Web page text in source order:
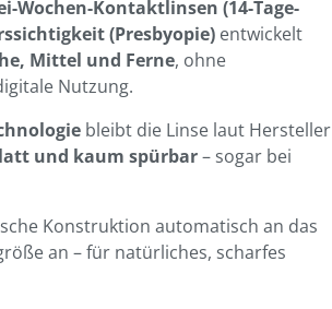
Wochen-Kontaktlinsen (14-Tage-
(Presbyopie) entwickelt
Mittel und Ferne, ohne
Nutzung.
bleibt die Linse laut Hersteller
und kaum spürbar– sogar bei
Konstruktion automatisch an das
an – für natürliches, scharfes